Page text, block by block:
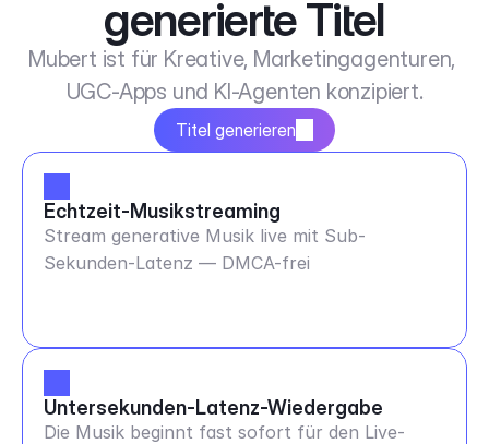
generierte Titel
Mubert ist für Kreative, Marketingagenturen,
UGC-Apps und KI-Agenten konzipiert.
Titel generieren
Echtzeit-Musikstreaming
Stream generative Musik live mit Sub-
Sekunden-Latenz — DMCA-frei
Untersekunden-Latenz-Wiedergabe
Die Musik beginnt fast sofort für den Live-